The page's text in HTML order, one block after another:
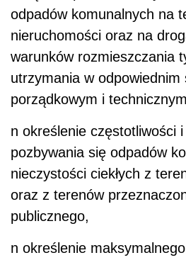
odpadów komunalnych na
nieruchomości oraz na
warunków rozmieszczania
utrzymania w odpowiednim
porządkowym i
n określenie częstotliwości
pozbywania się odpadów
nieczystości ciekłych z
oraz z terenów
publicznego,
n określenie